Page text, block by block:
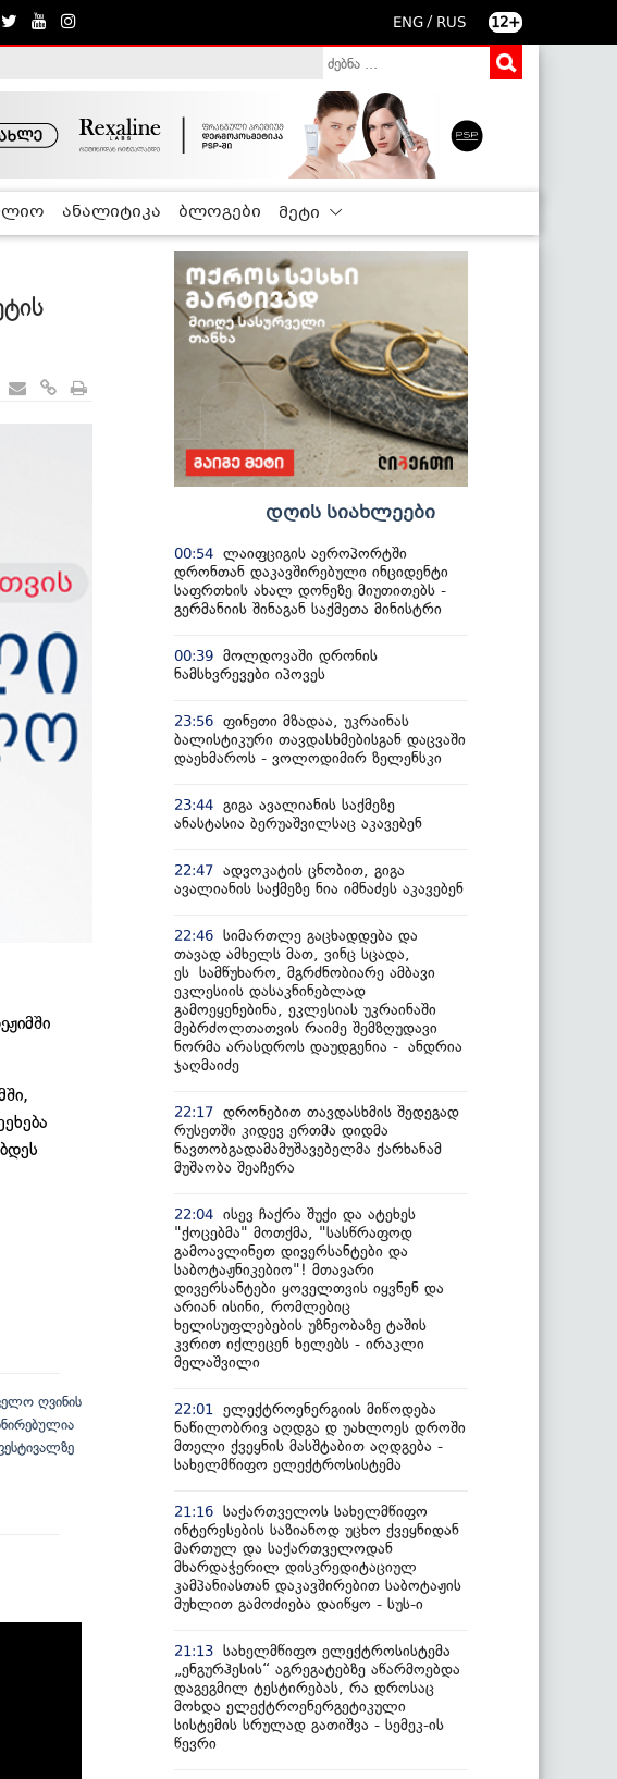
ENG / RUS 12+
ანალიტიკა ბლოგები მეტი
ღვინის
დღის სიახლეები
00:54 ლაიფციგის აეროპორტში
დრონთან დაკავშირებული ინციდენტი
საფრთხის ახალ დონეზე მიუთითებს -
გერმანიის შინაგან საქმეთა მინისტრი
00:39 მოლდოვაში დრონის
ნამსხვრევები იპოვეს
23:56 ფინეთი მზადაა, უკრაინას
ბალისტიკური თავდასხმებისგან დაცვაში
დაეხმაროს - ვოლოდიმირ ზელენსკი
23:44 გიგა ავალიანის საქმეზე
ანასტასია ბერუაშვილსაც აკავებენ
22:47 ადვოკატის ცნობით, გიგა
ავალიანის საქმეზე ნია იმნაძეს აკავებენ
22:46 სიმართლე გაცხადდება და
თავად ამხელს მათ, ვინც სცადა,
ეს სამწუხარო, მგრძნობიარე ამბავი
ეკლესიის დასაკნინებლად
გამოეყენებინა, ეკლესიას უკრაინაში
მებრძოლთათვის რაიმე შემზღუდავი
ნორმა არასდროს დაუდგენია - ანდრია
ჯაღმაიძე
22:17 დრონებით თავდასხმის შედეგად
რუსეთში კიდევ ერთმა დიდმა
ნავთობგადამამუშავებელმა ქარხანამ
მუშაობა შეაჩერა
22:04 ისევ ჩაქრა შუქი და ატეხეს
"ქოცებმა" მოთქმა, "სასწრაფოდ
გამოავლინეთ დივერსანტები და
საბოტაჟნიკებიო"! მთავარი
დივერსანტები ყოველთვის იყვნენ და
არიან ისინი, რომლებიც
ხელისუფლებების უზნეობაზე ტაშის
კვრით იქლეცენ ხელებს - ირაკლი
მელაშვილი
22:01
ელექტროენერგიის მიწოდება
ნაწილობრივ აღდგა დ უახლოეს დროში
მთელი ქვეყნის მასშტაბით აღდგება -
სახელმწიფო ელექტროსისტემა
21:16 საქართველოს სახელმწიფო
ინტერესების საზიანოდ უცხო ქვეყნიდან
მართულ და საქართველოდან
მხარდაჭერილ დისკრედიტაციულ
კამპანიასთან დაკავშირებით საბოტაჟის
მუხლით გამოძიება დაიწყო - სუს-ი
21:13 სახელმწიფო ელექტროსისტემა
„ენგურჰესის“ აგრეგატებზე აწარმოებდა
დაგეგმილ ტესტირებას, რა დროსაც
მოხდა ელექტროენერგეტიკული
სისტემის სრულად გათიშვა - სემეკ-ის
წევრი